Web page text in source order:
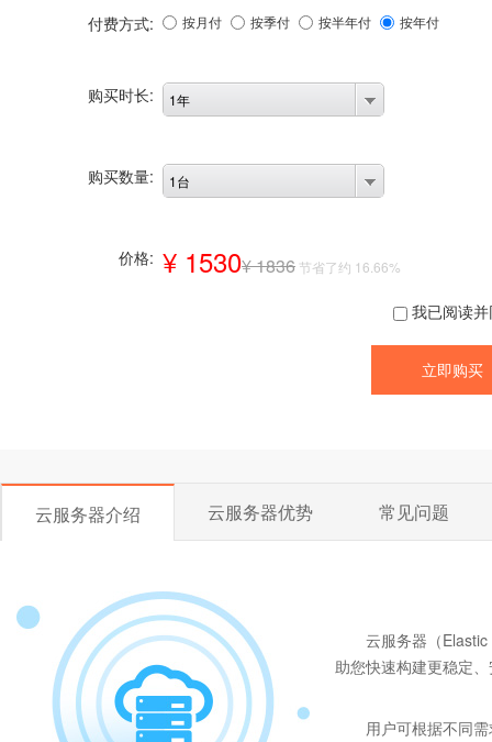
付费方式: 按月付 按季付 按半年付 按年付
购买时长: 1年
购买数量: 1台
价格: ¥ 1530¥ 1836 节省了约 16.66%
我已阅读
云服务器介绍 云服务器优势 常见问题
云服务器（
助您快速构建更稳定
用户可根据不同